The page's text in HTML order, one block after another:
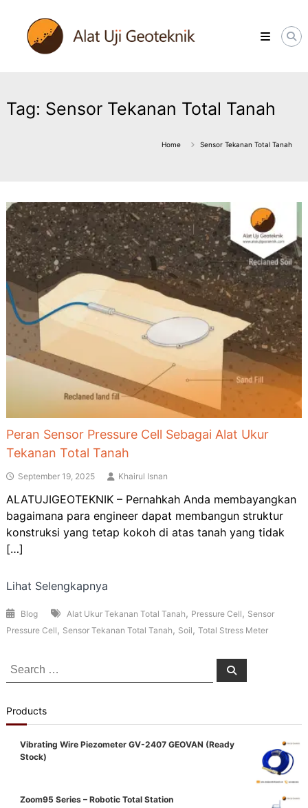
content
ALATUJIGEOTEKNIK.COM
DISTRIBUTOR
INSTRUMENT
Tag: Sensor Tekanan Total Tanah
Home Sensor Tekanan Total Tanah
Peran Sensor Pressure Cell Sebagai Alat Ukur
Tekanan Total Tanah
September 19, 2025 Khairul Isnan
ALATUJIGEOTEKNIK – Pernahkah Anda membayangkan
bagaimana para engineer dapat membangun struktur
konstruksi yang tetap kokoh di atas tanah yang tidak
[…]
Lihat Selengkapnya
Blog Alat Ukur Tekanan Total Tanah , Pressure Cell , Sensor
Pressure Cell , Sensor Tekanan Total Tanah , Soil , Total Stress Meter
Search
for:
Search
Products
Vibrating Wire Piezometer GV-2407 GEOVAN (Ready
Stock)
Zoom95 Series – Robotic Total Station